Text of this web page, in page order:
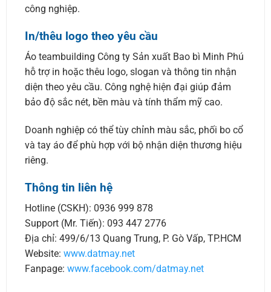
công nghiệp.
In/thêu logo theo yêu cầu
Áo teambuilding Công ty Sản xuất Bao bì Minh Phú
hỗ trợ in hoặc thêu logo, slogan và thông tin nhận
diện theo yêu cầu. Công nghệ hiện đại giúp đảm
bảo độ sắc nét, bền màu và tính thẩm mỹ cao.
Doanh nghiệp có thể tùy chỉnh màu sắc, phối bo cổ
và tay áo để phù hợp với bộ nhận diện thương hiệu
riêng.
Thông tin liên hệ
Hotline (CSKH): 0936 999 878
Support (Mr. Tiến): 093 447 2776
Địa chỉ: 499/6/13 Quang Trung, P. Gò Vấp, TP.HCM
Website: www.datmay.net
Fanpage: www.facebook.com/datmay.net